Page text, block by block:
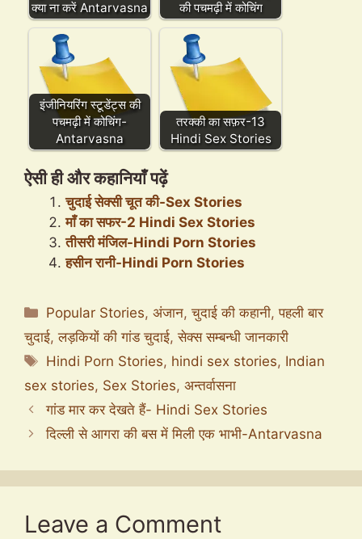
क्या ना करें Antarvasna की पचमढ़ी में कोचिंग
इंजीनियरिंग स्टूडेंट्स की
पचमढ़ी में कोचिंग-
Antarvasna
तरक्की का सफ़र-13
Hindi Sex Stories
ऐसी ही और कहानियाँ पढ़ें
चुदाई सेक्सी चूत की-Sex Stories
माँ का सफर-2 Hindi Sex Stories
तीसरी मंजिल-Hindi Porn Stories
हसीन रानी-Hindi Porn Stories
Categories
Popular Stories,अंजान,चुदाई की कहानी,पहली बार
चुदाई,लड़कियों की गांड चुदाई,सेक्स सम्बन्धी जानकारी
Tags
Hindi Porn Stories, hindi sex stories, Indian
sex stories, Sex Stories, अन्तर्वासना
गांड मार कर देखते हैं- Hindi Sex Stories
दिल्ली से आगरा की बस में मिली एक भाभी-Antarvasna
Leave a Comment